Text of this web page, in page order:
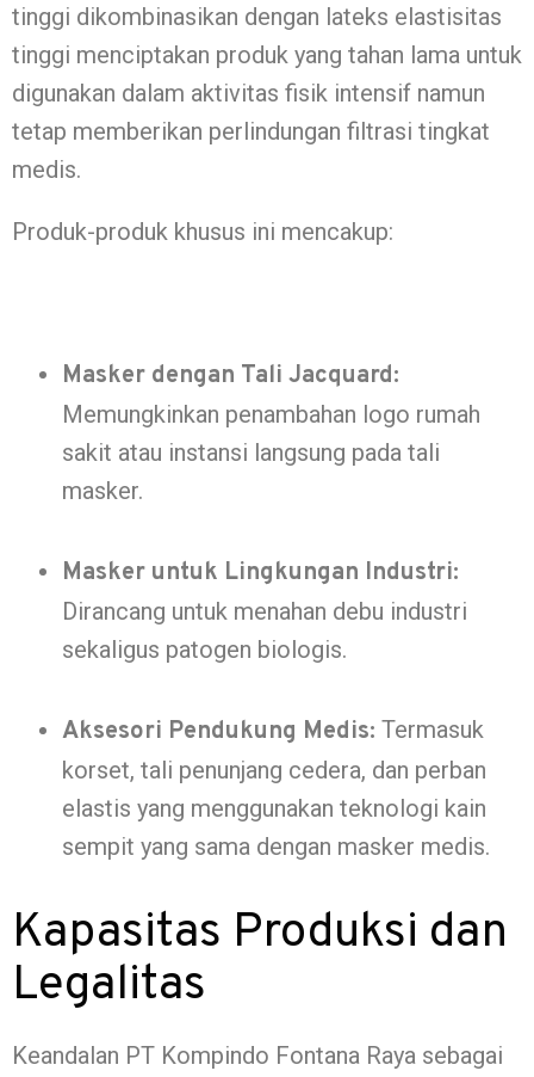
tinggi dikombinasikan dengan lateks elastisitas
tinggi menciptakan produk yang tahan lama untuk
digunakan dalam aktivitas fisik intensif namun
tetap memberikan perlindungan filtrasi tingkat
medis.
Produk-produk khusus ini mencakup:
Masker dengan Tali Jacquard:
Memungkinkan penambahan logo rumah
sakit atau instansi langsung pada tali
masker.
Masker untuk Lingkungan Industri:
Dirancang untuk menahan debu industri
sekaligus patogen biologis.
Aksesori Pendukung Medis: Termasuk
korset, tali penunjang cedera, dan perban
elastis yang menggunakan teknologi kain
sempit yang sama dengan masker medis.
Kapasitas Produksi dan
Legalitas
Keandalan PT Kompindo Fontana Raya sebagai